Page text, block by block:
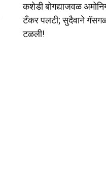
कशेडी बोगद्याजवळ
टँकर पलटी; सुदैवाने
टळली!